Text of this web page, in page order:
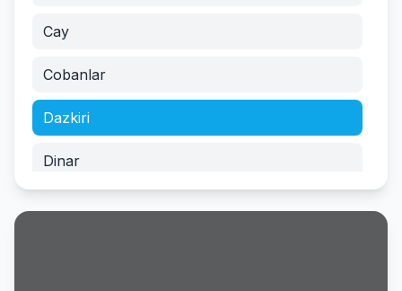
Cay
Cobanlar
Dazkiri
Dinar